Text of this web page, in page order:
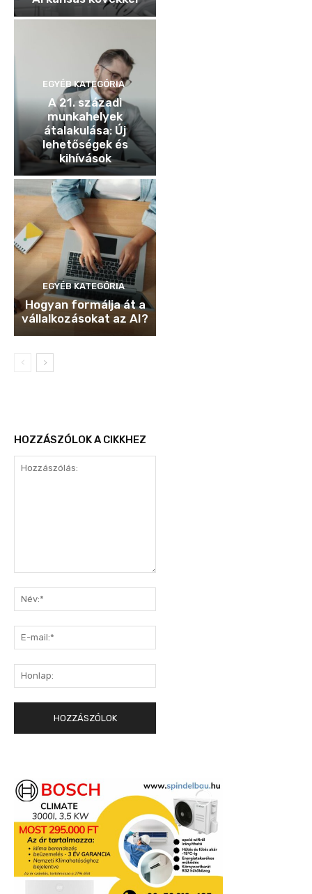
EGYÉB KATEGÓRIA
A 21. századi
munkahelyek
átalakulása: Új
lehetőségek és
kihívások
EGYÉB KATEGÓRIA
Hogyan formálja át a
vállalkozásokat az AI?
HOZZÁSZÓLOK A CIKKHEZ
mail:*